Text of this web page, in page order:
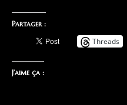
Partager :
Threads
J’aime ça :